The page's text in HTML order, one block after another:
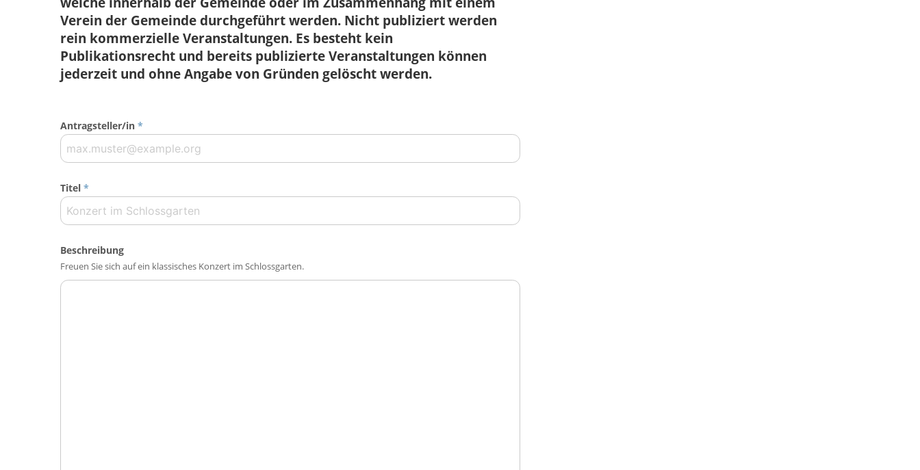
Verein der Gemeinde durchgeführt werden. Nicht publiziert werden
rein kommerzielle Veranstaltungen. Es besteht kein
Publikationsrecht und bereits publizierte Veranstaltungen können
jederzeit und ohne Angabe von Gründen gelöscht werden.
Antragsteller/in *
Titel *
Beschreibung
Freuen Sie sich auf ein klassisches Konzert im Schlossgarten.